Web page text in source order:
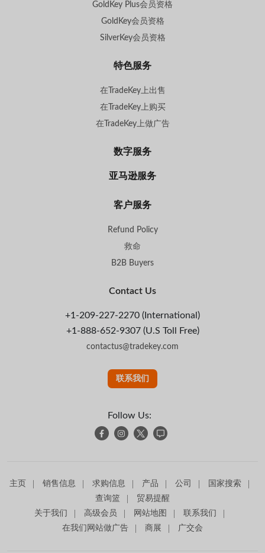
GoldKey Plus会员资格
GoldKey会员资格
SilverKey会员资格
特色服务
在TradeKey上出售
在TradeKey上购买
在TradeKey上做广告
数字服务
亚马逊服务
客户服务
Refund Policy
救命
B2B Buyers
Contact Us
+1-209-227-2270 (International)
+1-888-652-9307 (U.S Toll Free)
contactus@tradekey.com
联系我们
Follow Us:
主页 销售信息 求购信息 产品 公司
国家搜索
查询篮
贸易提醒
关于我们
高级会员 网站地图
联系我们
在我们网站做广告
商展 广交会